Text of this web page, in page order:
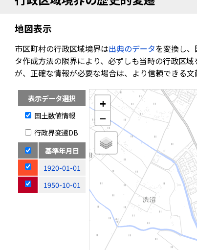
地図表示
市区町村の行政区域境界は出典のデータを変換し
タ作成方法の限界により、必ずしも当時の行政区
が、正確な情報が必要な場合は、より信頼できる
表示データ選択
国土数値情報
行政界変遷DB
基準年月日
1920-01-01
1950-10-01
+
−